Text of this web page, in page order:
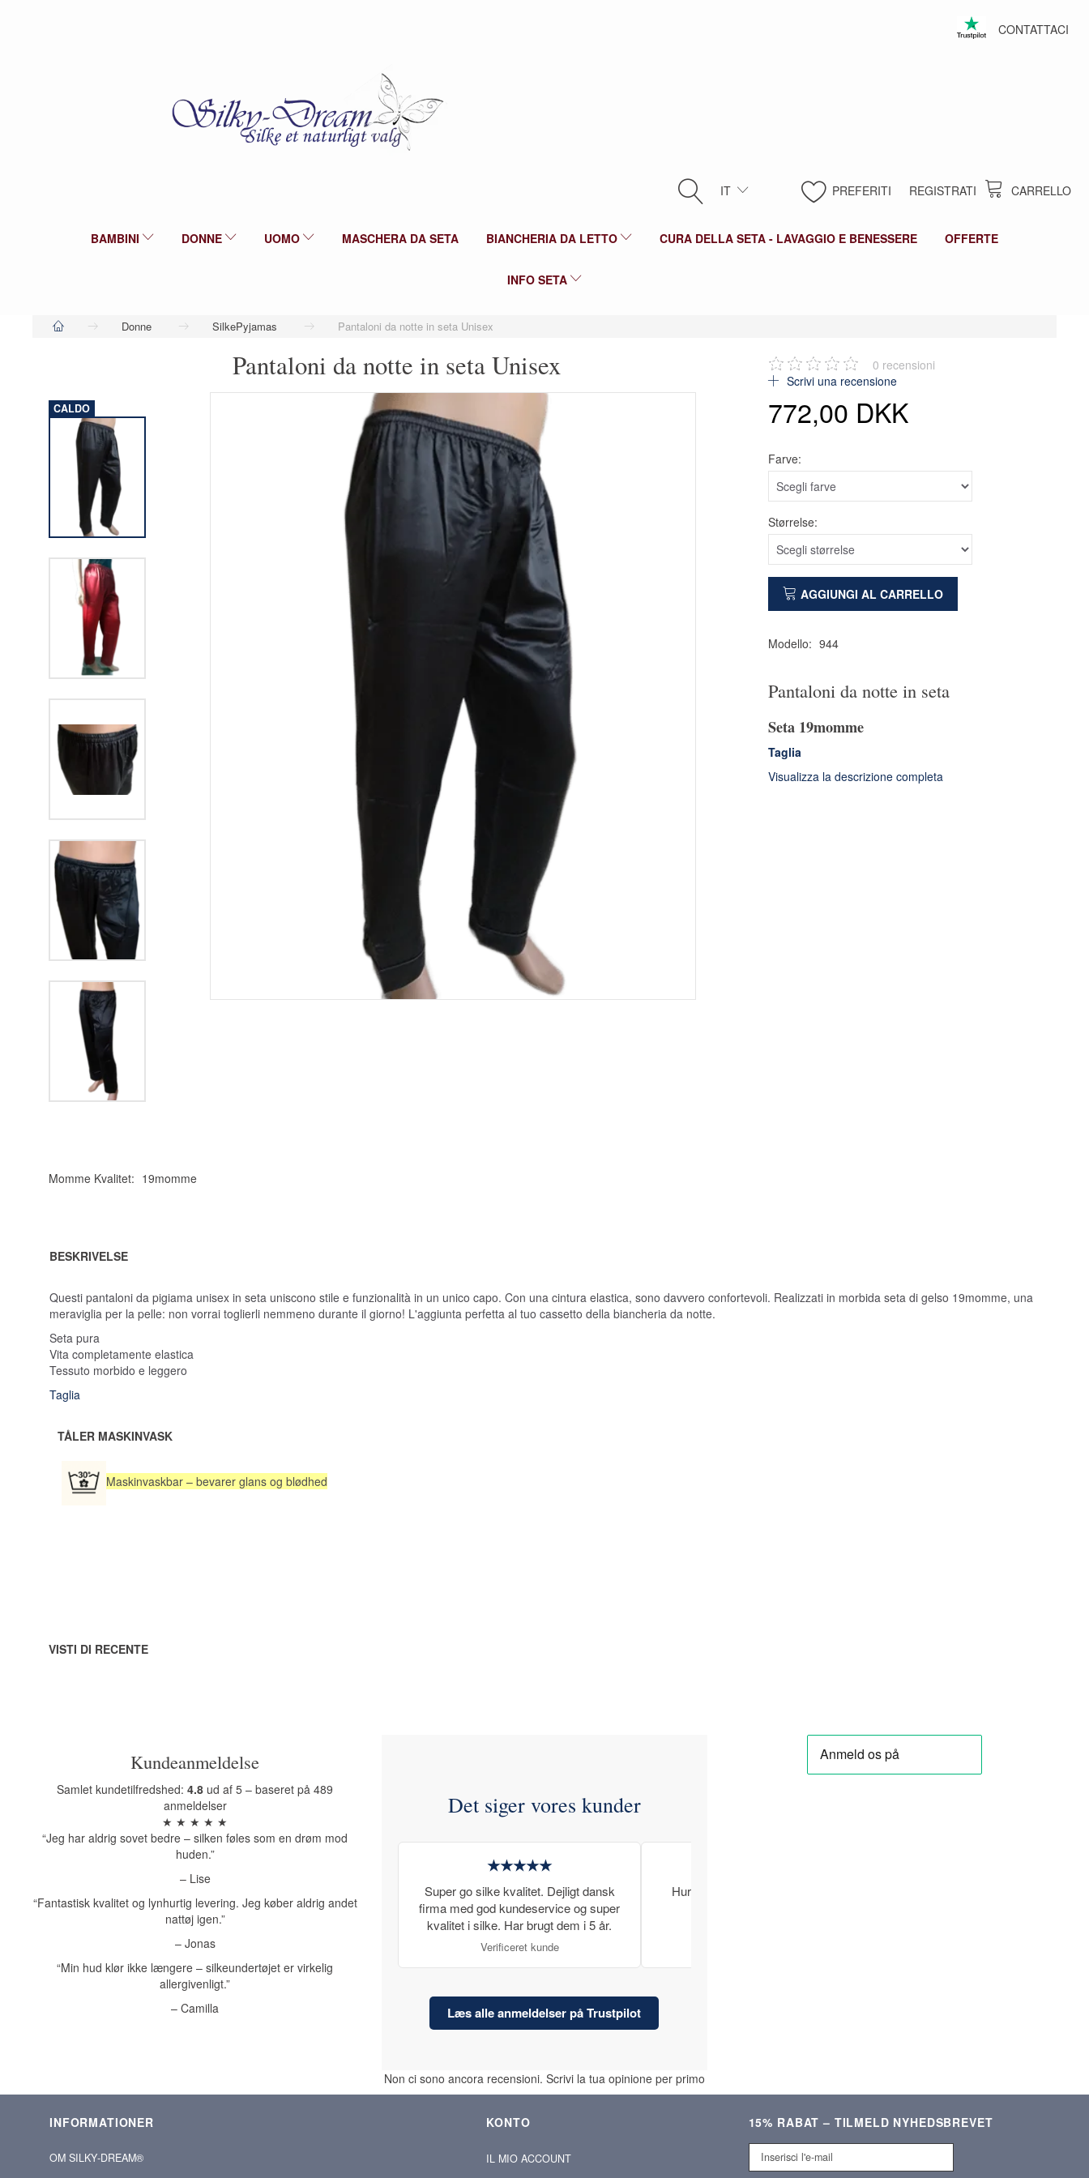
CONTATTACI
CARRELLO
PREFERITI REGISTRATI
IT
BAMBINI DONNE UOMO MASCHERA DA SETA BIANCHERIA DA LETTO CURA DELLA SETA - LAVAGGIO E BENESSERE OFFERTE
INFO SETA
Donne SilkePyjamas Pantaloni da notte in seta Unisex
Pantaloni da notte in seta Unisex
CALDO
Momme Kvalitet: 19momme
0 recensioni
Scrivi una recensione
772,00 DKK
Farve:
Størrelse:
AGGIUNGI AL CARRELLO
Modello: 944
Pantaloni da notte in seta
Seta 19momme
Taglia
Visualizza la descrizione completa
BESKRIVELSE
Questi pantaloni da pigiama unisex in seta uniscono stile e funzionalità in un unico capo. Con una cintura elastica, sono davvero confortevoli. Realizzati in morbida seta di gelso 19momme, una
meraviglia per la pelle: non vorrai toglierli nemmeno durante il giorno! L'aggiunta perfetta al tuo cassetto della biancheria da notte.
Seta pura
Vita completamente elastica
Tessuto morbido e leggero
Taglia
TÅLER MASKINVASK
Maskinvaskbar – bevarer glans og blødhed
VISTI DI RECENTE
Kundeanmeldelse
Samlet kundetilfredshed:4.8 ud af 5 – baseret på 489
anmeldelser
★ ★ ★ ★ ★
“Jeg har aldrig sovet bedre – silken føles som en drøm mod
huden.”
– Lise
“Fantastisk kvalitet og lynhurtig levering. Jeg køber aldrig andet
nattøj igen.”
– Jonas
“Min hud klør ikke længere – silkeundertøjet er virkelig
allergivenligt.”
– Camilla
Det siger vores kunder
★★★★★
Super go silke kvalitet. Dejligt dansk
firma med god kundeservice og super
kvalitet i silke. Har brugt dem i 5 år.
Verificeret kunde
Hurtig levering og lækre produkter.
Læs alle anmeldelser på Trustpilot
Non ci sono ancora recensioni. Scrivi la tua opinione per primo
INFORMATIONER
OM SILKY‑DREAM®
KONTO
IL MIO ACCOUNT
15% RABAT – TILMELD NYHEDSBREVET
Inserisci